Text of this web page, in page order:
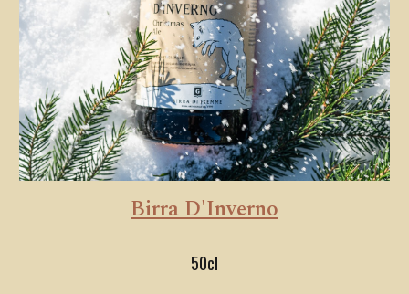
Birra D'Inverno
50cl